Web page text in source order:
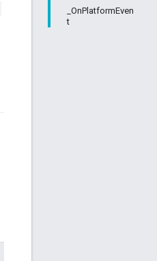
_OnPlatformEven
t